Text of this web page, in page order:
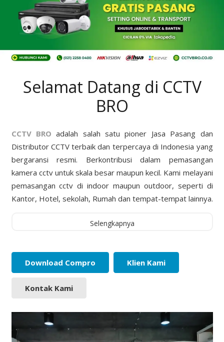
Selamat Datang di CCTV
BRO
CCTV BRO adalah salah satu pioner Jasa Pasang dan
Distributor CCTV terbaik dan terpercaya di Indonesia yang
bergaransi resmi. Berkontribusi dalam pemasangan
kamera cctv untuk skala besar maupun kecil. Kami melayani
pemasangan cctv di indoor maupun outdoor, seperti di
Kantor, Hotel, sekolah, Rumah dan tempat-tempat lainnya.
Selengkapnya
Download Compro Klien Kami
Kontak Kami